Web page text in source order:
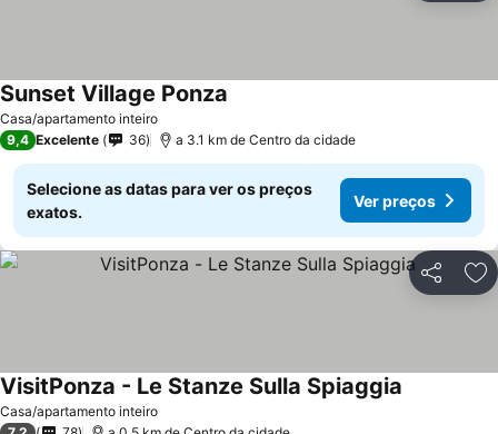
Casa/apartamento inteiro
Sunset Village Ponza
9,4 Excelente 36 a 3.1 km de Centro da cidade
Selecione as datas para ver os preços
exatos.
Ver preços
Partilhar
Casa/apartamento inteiro
VisitPonza - Le Stanze Sulla Spiaggia